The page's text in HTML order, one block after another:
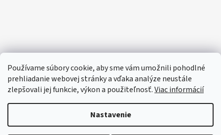
Používame súbory cookie, aby sme vám umožnili pohodlné
prehliadanie webovej stránky a vďaka analýze neustále
zlepšovali jej funkcie, výkon a použiteľnosť.Viac informácií
Nastavenie